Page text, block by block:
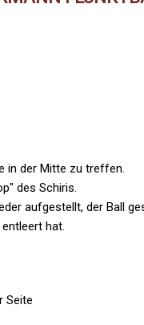
in der Mitte zu treffen.
des Schiris.
aufgestellt, der Ball
hat.
Seite